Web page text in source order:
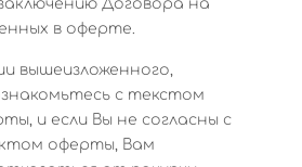
Договора на
в оферте.
вышеизложенного,
с текстом
и если Вы не согласны с
оферты, Вам